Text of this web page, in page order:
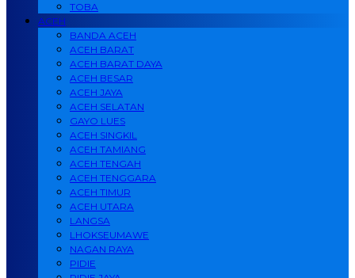
TOBA
ACEH
BANDA ACEH
ACEH BARAT
ACEH BARAT DAYA
ACEH BESAR
ACEH JAYA
ACEH SELATAN
GAYO LUES
ACEH SINGKIL
ACEH TAMIANG
ACEH TENGAH
ACEH TENGGARA
ACEH TIMUR
ACEH UTARA
LANGSA
LHOKSEUMAWE
NAGAN RAYA
PIDIE